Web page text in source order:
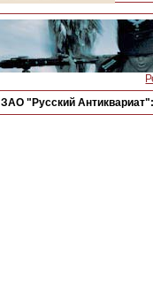
ЗАО "Русский Антиквариат":